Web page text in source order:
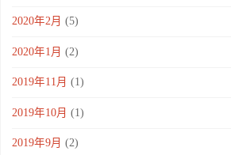
2020年2月 (5)
2020年1月 (2)
2019年11月 (1)
2019年10月 (1)
2019年9月 (2)